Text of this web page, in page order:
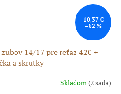
10,37 €
–82 %
14/17 pre reťaz 420 +
a skrutky
Skladom (2 sada)